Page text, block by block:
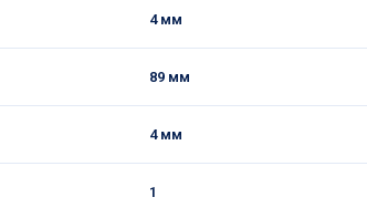
4 мм
89 мм
4 мм
1